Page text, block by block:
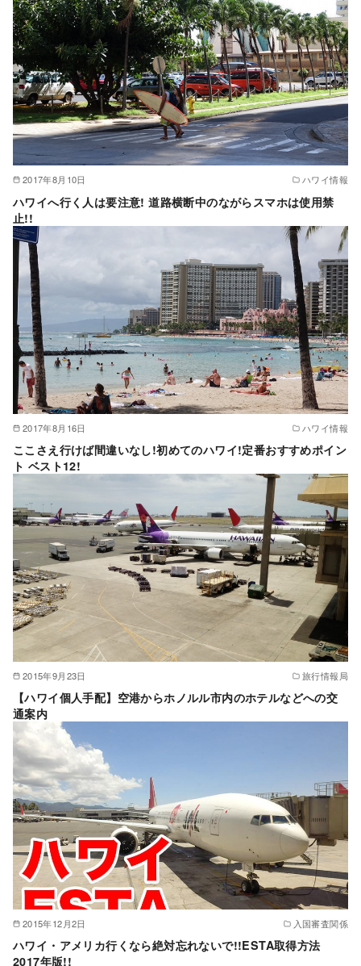
2017年8月10日 ハワイ情報
ハワイへ行く人は要注意! 道路横断中のながらスマホは使用禁
止!!
2017年8月16日 ハワイ情報
ここさえ行けば間違いなし!初めてのハワイ!定番おすすめポイン
ト ベスト12!
2015年9月23日 旅行情報局
【ハワイ個人手配】空港からホノルル市内のホテルなどへの交
通案内
2015年12月2日 入国審査関係
ハワイ・アメリカ行くなら絶対忘れないで!!ESTA取得方法
2017年版!!